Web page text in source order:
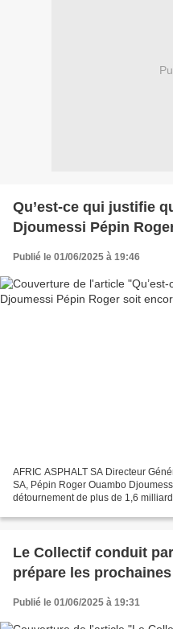
Qu’est-ce qui justifie
Djoumessi Pépin
Publié le 01/06/2025 à 19:46
AFRIC ASPHALT SA Directeur
SA, Pépin Roger Ouambo
détournement de plus de 1,6
Le Collectif conduit
prépare les
Publié le 01/06/2025 à 19:31